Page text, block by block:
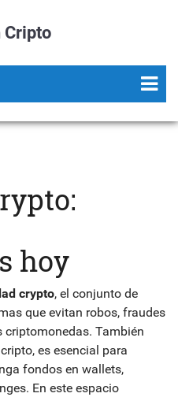
Cripto
hoy
crypto, el conjunto de
que evitan robos, fraudes
criptomonedas. También
, es esencial para
fondos en wallets,
En este espacio